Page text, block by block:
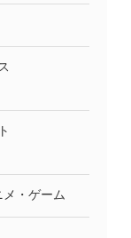
メ・ゲーム